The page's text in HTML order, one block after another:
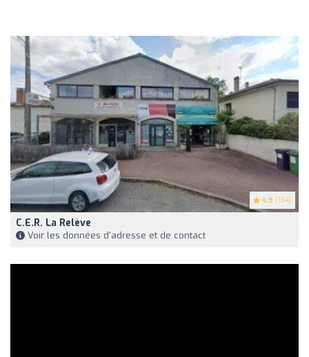
4.9 (134)
C.e.r. La Relève
Voir les données d'adresse et de contact